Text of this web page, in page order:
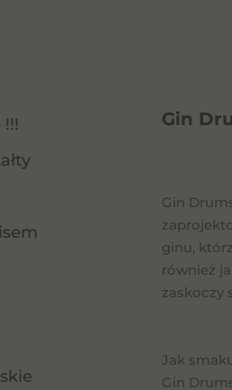
Gin
Gin
ginu,
również
zaskoczy
Jak
Gin